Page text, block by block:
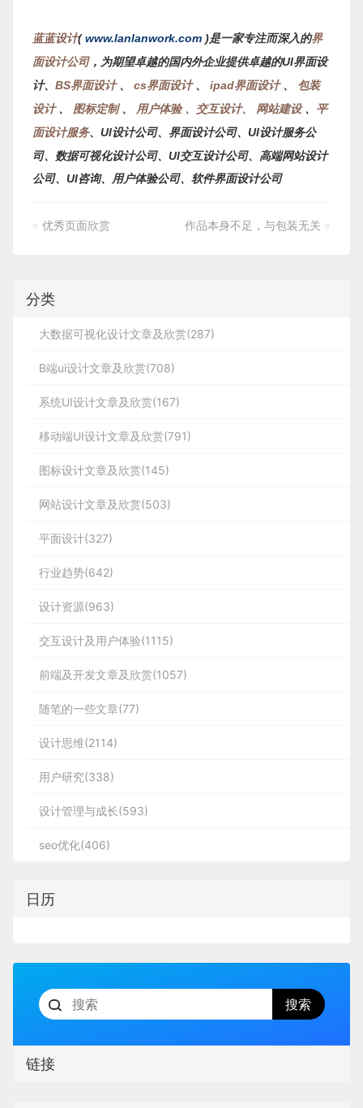
蓝蓝设计(www.lanlanwork.com )是一家专注而深入的界
面设计公司，为期望卓越的国内外企业提供卓越的UI界面设
计、 BS界面设计、 cs界面设计、 ipad界面设计 、 包装
设计、 图标定制、 用户体验 、交互设计、 网站建设 、 平
面设计服务、 UI设计公司、界面设计公司、UI设计服务公
司、数据可视化设计公司、UI交互设计公司、高端网站设计
公司、UI咨询、用户体验公司、软件界面设计公司
« 优秀页面欣赏 作品本身不足，与包装无关 »
分类
大数据可视化设计文章及欣赏(287)
B端ui设计文章及欣赏(708)
系统UI设计文章及欣赏(167)
移动端UI设计文章及欣赏(791)
图标设计文章及欣赏(145)
网站设计文章及欣赏(503)
平面设计(327)
行业趋势(642)
设计资源(963)
交互设计及用户体验(1115)
前端及开发文章及欣赏(1057)
随笔的一些文章(77)
设计思维(2114)
用户研究(338)
设计管理与成长(593)
seo优化(406)
日历
链接